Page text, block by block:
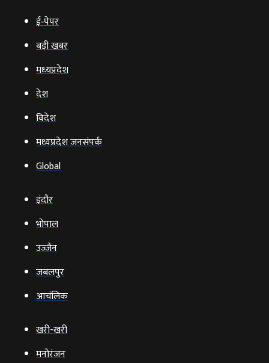
ई‑पेपर
बड़ी खबर
मध्‍यप्रदेश
देश
विदेश
मध्यप्रदेश जनसंपर्क
Global
इंदौर
भोपाल
उज्‍जैन
जबलपुर
आचंलिक
खरी-खरी
मनोरंजन